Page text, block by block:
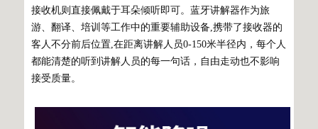
接收机则直接佩戴于耳朵倾听即可。蓝牙讲解器作为旅
游、翻译、培训等工作中的重要辅助设备,携带了接收器的
客人不分前后位置,在距离讲解人员0-150米半径内，每个人
都能清楚的听到讲解人员的每一句话，自由走动也不影响
接受质量。